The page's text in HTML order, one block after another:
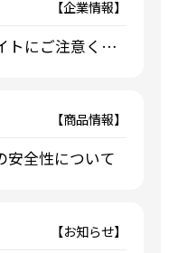
【企業情報】
トにご注意くだ
【商品情報】
全性について
【お知らせ】